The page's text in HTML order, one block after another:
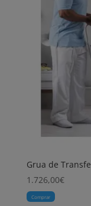
Grua de
1.726,00€
Comprar